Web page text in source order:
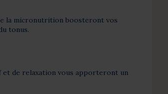
la micronutrition boosteront vos
tonus.
et de relaxation vous apporteront un